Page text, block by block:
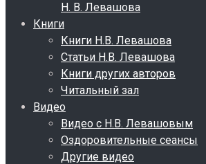
Н. В. Левашова
Книги
Книги Н.В. Левашова
Статьи Н.В. Левашова
Книги других авторов
Читальный зал
Видео
Видео с Н.В. Левашовым
Оздоровительные сеансы
Другие видео